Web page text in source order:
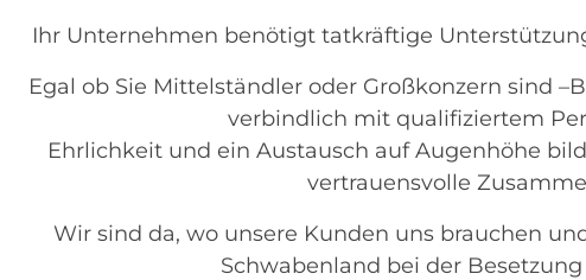
Ihr Unternehmen benötigt tatkräftige
Egal ob Sie Mittelständler oder Großkonzern sind
verbindlich mit qualifiziertem
Ehrlichkeit und ein Austausch auf Augenhöhe
vertrauensvolle
Wir sind da, wo unsere Kunden uns brauchen
Schwabenland bei der